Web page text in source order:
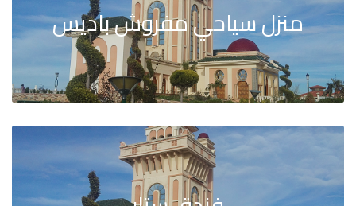
منزل سياحي مفروش باديس